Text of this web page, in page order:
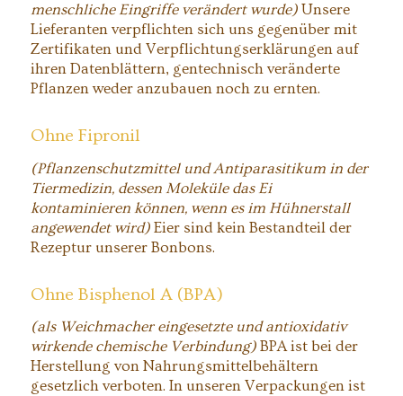
menschliche Eingriffe verändert wurde)Unsere
Lieferanten verpflichten sich uns gegenüber mit
Zertifikaten und Verpflichtungserklärungen auf
ihren Datenblättern, gentechnisch veränderte
Pflanzen weder anzubauen noch zu ernten.
Ohne Fipronil
(Pflanzenschutzmittel und Antiparasitikum in der
Tiermedizin, dessen Moleküle das Ei
kontaminieren können, wenn es im Hühnerstall
angewendet wird)Eier sind kein Bestandteil der
Rezeptur unserer Bonbons.
Ohne Bisphenol A (BPA)
(als Weichmacher eingesetzte und antioxidativ
wirkende chemische Verbindung)BPA ist bei der
Herstellung von Nahrungsmittelbehältern
gesetzlich verboten. In unseren Verpackungen ist